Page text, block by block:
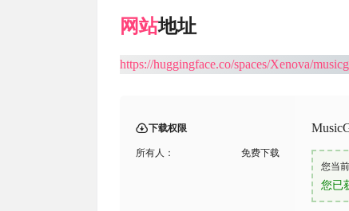
网站地址
https://huggingface.co/spaces/Xenova/
下载权限
所有人： 免费下载
您当
您已